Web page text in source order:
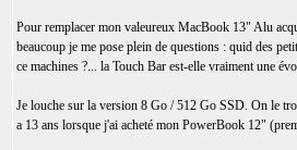
Pour remplacer mon valeureux MacBook 13" Alu
beaucoup je me pose plein de questions : quid des
ce machines ?... la Touch Bar est-elle vraiment une
Je louche sur la version 8 Go / 512 Go SSD. On le
a 13 ans lorsque j'ai acheté mon PowerBook 12"